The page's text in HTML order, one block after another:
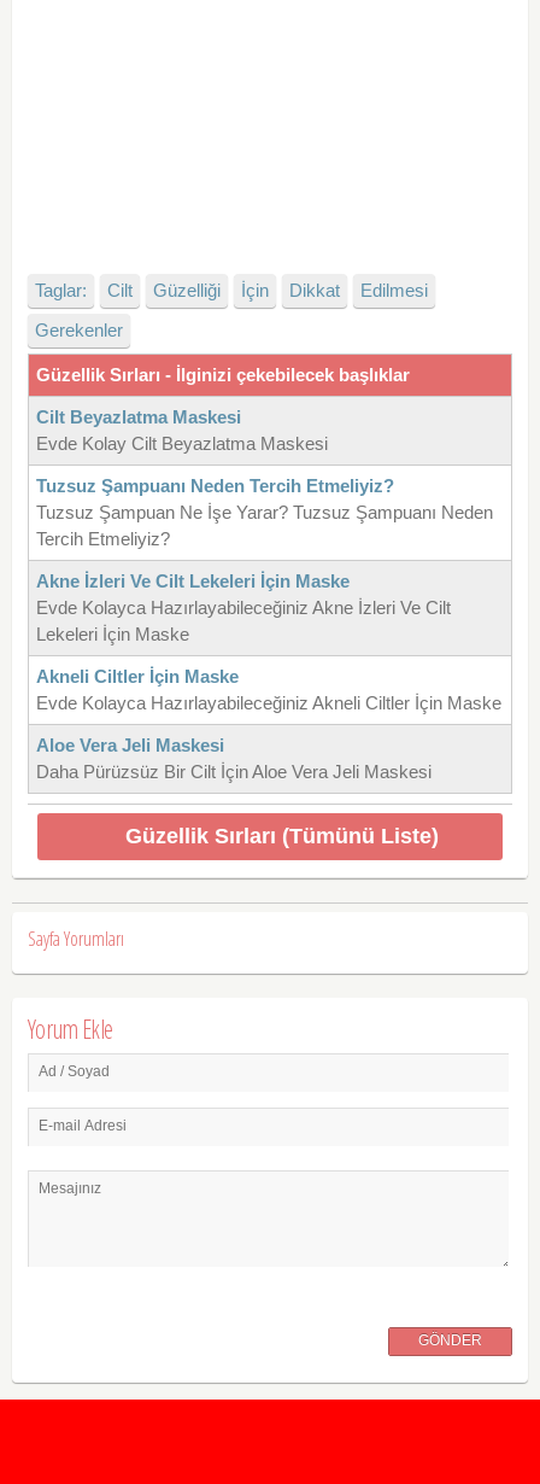
Taglar: Cilt Güzelliği İçin Dikkat
Edilmesi
Gerekenler
Güzellik Sırları - İlginizi çekebilecek başlıklar
Cilt Beyazlatma Maskesi
Evde Kolay Cilt Beyazlatma Maskesi
Tuzsuz Şampuanı Neden Tercih Etmeliyiz?
Tuzsuz Şampuan Ne İşe Yarar? Tuzsuz Şampuanı Neden
Tercih Etmeliyiz?
Akne İzleri Ve Cilt Lekeleri İçin Maske
Evde Kolayca Hazırlayabileceğiniz Akne İzleri Ve Cilt
Lekeleri İçin Maske
Akneli Ciltler İçin Maske
Evde Kolayca Hazırlayabileceğiniz Akneli Ciltler İçin Maske
Aloe Vera Jeli Maskesi
Daha Pürüzsüz Bir Cilt İçin Aloe Vera Jeli Maskesi
Güzellik Sırları (Tümünü Liste)
Sayfa Yorumları
Yorum Ekle
Ad / Soyad
E-mail Adresi
Mesajınız
GÖNDER